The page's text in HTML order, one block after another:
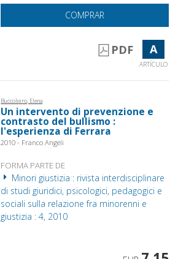
COMPRAR
PDF A
ARTÍCULO
Buccoliero, Elena
Un intervento di prevenzione e
contrasto del bullismo :
l'esperienza di Ferrara
2010 - Franco Angeli
FORMA PARTE DE
Minori giustizia : rivista interdisciplinare
di studi giuridici, psicologici, pedagogici e
sociali sulla relazione fra minorenni e
giustizia : 4, 2010